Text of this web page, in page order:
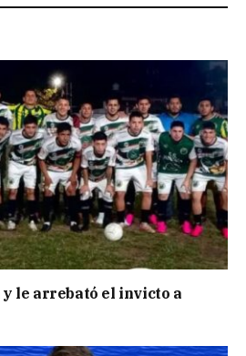
y le arrebató el invicto a